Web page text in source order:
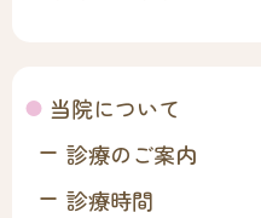
当院について
診療のご案内
診療時間